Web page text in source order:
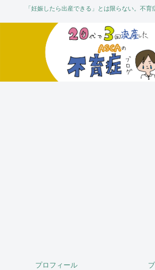
「妊娠したら出産できる」とは限らない。不育
プロフィール